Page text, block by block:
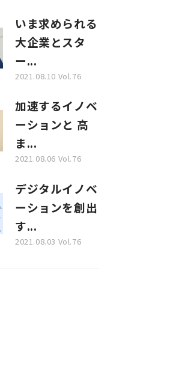
いま求められる
大企業とスタ
ー...
2021.08.10 Vol.76
加速するイノベ
ーションと 高
ま...
2021.08.06 Vol.76
デジタルイノベ
ーションを創出
す...
2021.08.03 Vol.76